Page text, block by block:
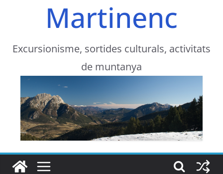
Martinenc
Excursionisme, sortides culturals, activitats
de muntanya